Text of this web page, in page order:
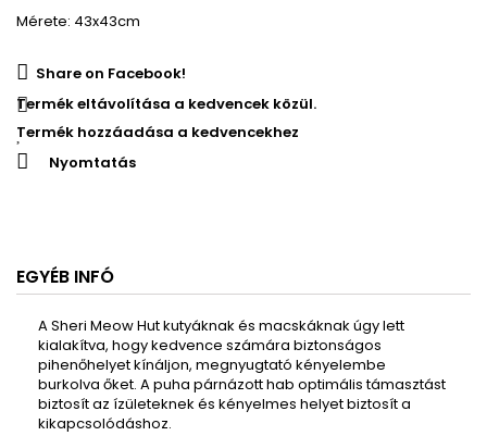
Mérete: 43x43cm
Share on Facebook!
Termék eltávolítása a kedvencek közül.
Termék hozzáadása a kedvencekhez
Nyomtatás
EGYÉB INFÓ
A Sheri Meow Hut kutyáknak és macskáknak úgy lett
kialakítva, hogy kedvence számára biztonságos
pihenőhelyet kínáljon, megnyugtató kényelembe
burkolva őket. A puha párnázott hab optimális támasztást
biztosít az ízületeknek és kényelmes helyet biztosít a
kikapcsolódáshoz.